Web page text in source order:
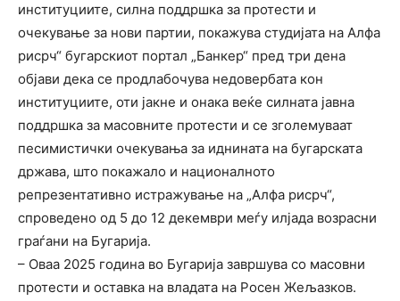
институциите, силна поддршка за протести и
очекување за нови партии, покажува студијата на Алфа
рисрч“ бугарскиот портал „Банкер“ пред три дена
објави дека се продлабочува недовербата кон
институциите, оти јакне и онака веќе силната јавна
поддршка за масовните протести и се зголемуваат
песимистички очекувања за иднината на бугарската
држава, што покажало и националното
репрезентативно истражување на „Алфа рисрч“,
спроведено од 5 до 12 декември меѓу илјада возрасни
граѓани на Бугарија.
– Оваа 2025 година во Бугарија завршува со масовни
протести и оставка на владата на Росен Жељазков.